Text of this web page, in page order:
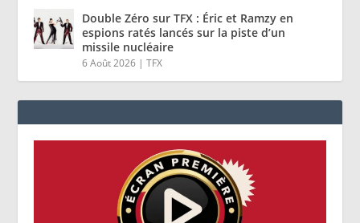
Double Zéro sur TFX : Éric et Ramzy en
espions ratés lancés sur la piste d’un
missile nucléaire
6 Août 2026 |TFX